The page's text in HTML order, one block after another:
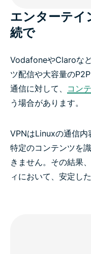
エンターテイ
続で
VodafoneやClaroな
ツ配信や大容量の
通信に対して、 コン
う場合があります。
VPNはLinuxの通信内
特定のコンテンツを
きません。その結果
ィにおいて、安定し